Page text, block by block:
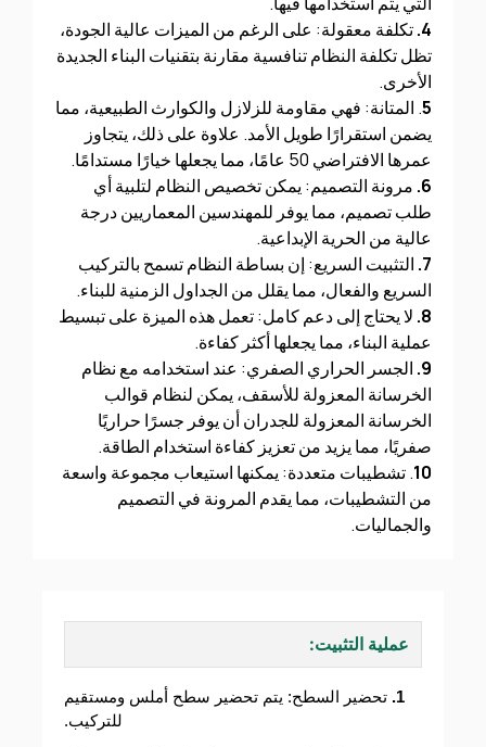
4. تكلفة معقولة: على الرغم من الميزات عالية الجودة،
تظل تكلفة النظام تنافسية مقارنة بتقنيات البناء الجديدة
الأخرى.
5. المتانة: فهي مقاومة للزلازل والكوارث الطبيعية، مما
يضمن استقرارًا طويل الأمد. علاوة على ذلك، يتجاوز
عمرها الافتراضي 50 عامًا، مما يجعلها خيارًا مستدامًا.
6. مرونة التصميم: يمكن تخصيص النظام لتلبية أي
طلب تصميم، مما يوفر للمهندسين المعماريين درجة
عالية من الحرية الإبداعية.
7. التثبيت السريع: إن بساطة النظام تسمح بالتركيب
السريع والفعال، مما يقلل من الجداول الزمنية للبناء.
8. لا يحتاج إلى دعم كامل: تعمل هذه الميزة على تبسيط
عملية البناء، مما يجعلها أكثر كفاءة.
9. الجسر الحراري الصفري: عند استخدامه مع نظام
الخرسانة المعزولة للأسقف، يمكن لنظام قوالب
الخرسانة المعزولة للجدران أن يوفر جسرًا حراريًا
صفريًا، مما يزيد من تعزيز كفاءة استخدام الطاقة.
10. تشطيبات متعددة: يمكنها استيعاب مجموعة واسعة
من التشطيبات، مما يقدم المرونة في التصميم
والجماليات.
عملية التثبيت:
1. تحضير السطح: يتم تحضير سطح أملس ومستقيم
للتركيب.